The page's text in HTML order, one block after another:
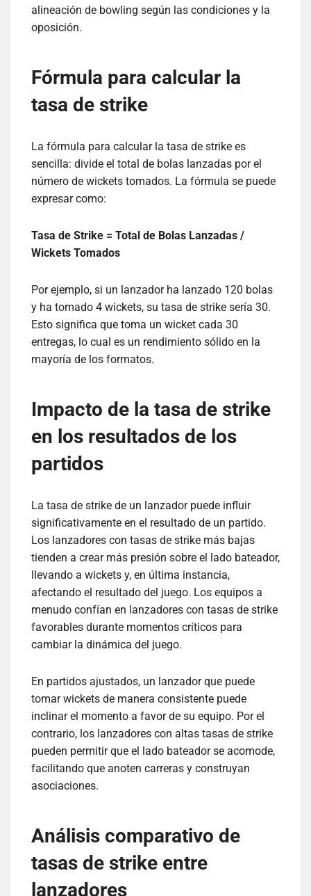
alineación de bowling según las condiciones y la
oposición.
Fórmula para calcular la
tasa de strike
La fórmula para calcular la tasa de strike es
sencilla: divide el total de bolas lanzadas por el
número de wickets tomados. La fórmula se puede
expresar como:
Tasa de Strike = Total de Bolas Lanzadas /
Wickets Tomados
Por ejemplo, si un lanzador ha lanzado 120 bolas
y ha tomado 4 wickets, su tasa de strike sería 30.
Esto significa que toma un wicket cada 30
entregas, lo cual es un rendimiento sólido en la
mayoría de los formatos.
Impacto de la tasa de strike
en los resultados de los
partidos
La tasa de strike de un lanzador puede influir
significativamente en el resultado de un partido.
Los lanzadores con tasas de strike más bajas
tienden a crear más presión sobre el lado bateador,
llevando a wickets y, en última instancia,
afectando el resultado del juego. Los equipos a
menudo confían en lanzadores con tasas de strike
favorables durante momentos críticos para
cambiar la dinámica del juego.
En partidos ajustados, un lanzador que puede
tomar wickets de manera consistente puede
inclinar el momento a favor de su equipo. Por el
contrario, los lanzadores con altas tasas de strike
pueden permitir que el lado bateador se acomode,
facilitando que anoten carreras y construyan
asociaciones.
Análisis comparativo de
tasas de strike entre
lanzadores